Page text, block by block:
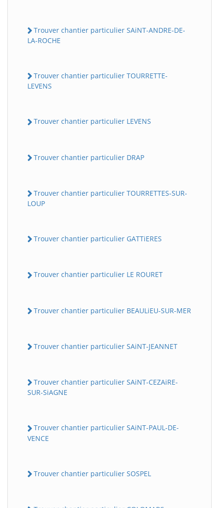
Trouver chantier particulier SAiNT-ANDRE-DE-
LA-ROCHE
Trouver chantier particulier TOURRETTE-
LEVENS
Trouver chantier particulier LEVENS
Trouver chantier particulier DRAP
Trouver chantier particulier TOURRETTES-SUR-
LOUP
Trouver chantier particulier GATTiERES
Trouver chantier particulier LE ROURET
Trouver chantier particulier BEAULiEU-SUR-MER
Trouver chantier particulier SAiNT-JEANNET
Trouver chantier particulier SAiNT-CEZAiRE-
SUR-SiAGNE
Trouver chantier particulier SAiNT-PAUL-DE-
VENCE
Trouver chantier particulier SOSPEL